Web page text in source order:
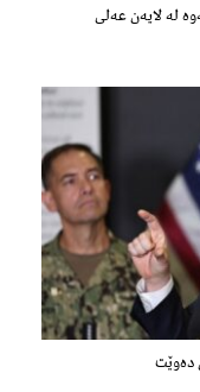
لە لایەن عەلی
دەوێت